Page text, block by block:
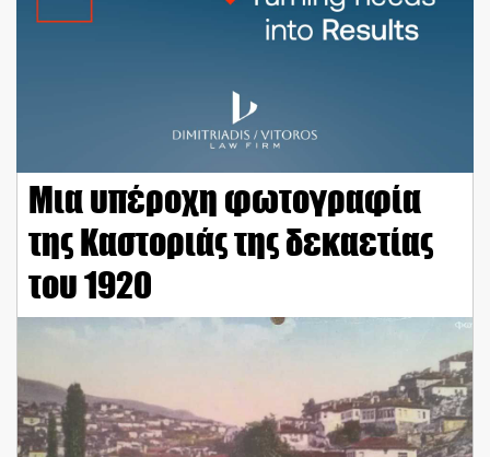
Μια υπέροχη φωτογραφία
της Καστοριάς της δεκαετίας
του 1920